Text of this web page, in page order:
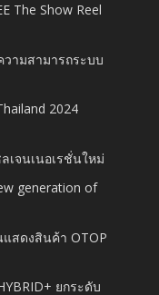
The Show Reel
ามสามารถระบบ
2024
เจนเนอเรชั่นใหม่
generation of
สดงสินค้า OTOP
ยกระดับ